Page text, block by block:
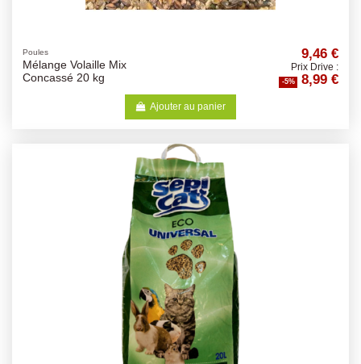
Poules
Mélange Volaille Mix
Concassé 20 kg
9,46 €
Prix Drive :
-5% 8,99 €
Ajouter au panier